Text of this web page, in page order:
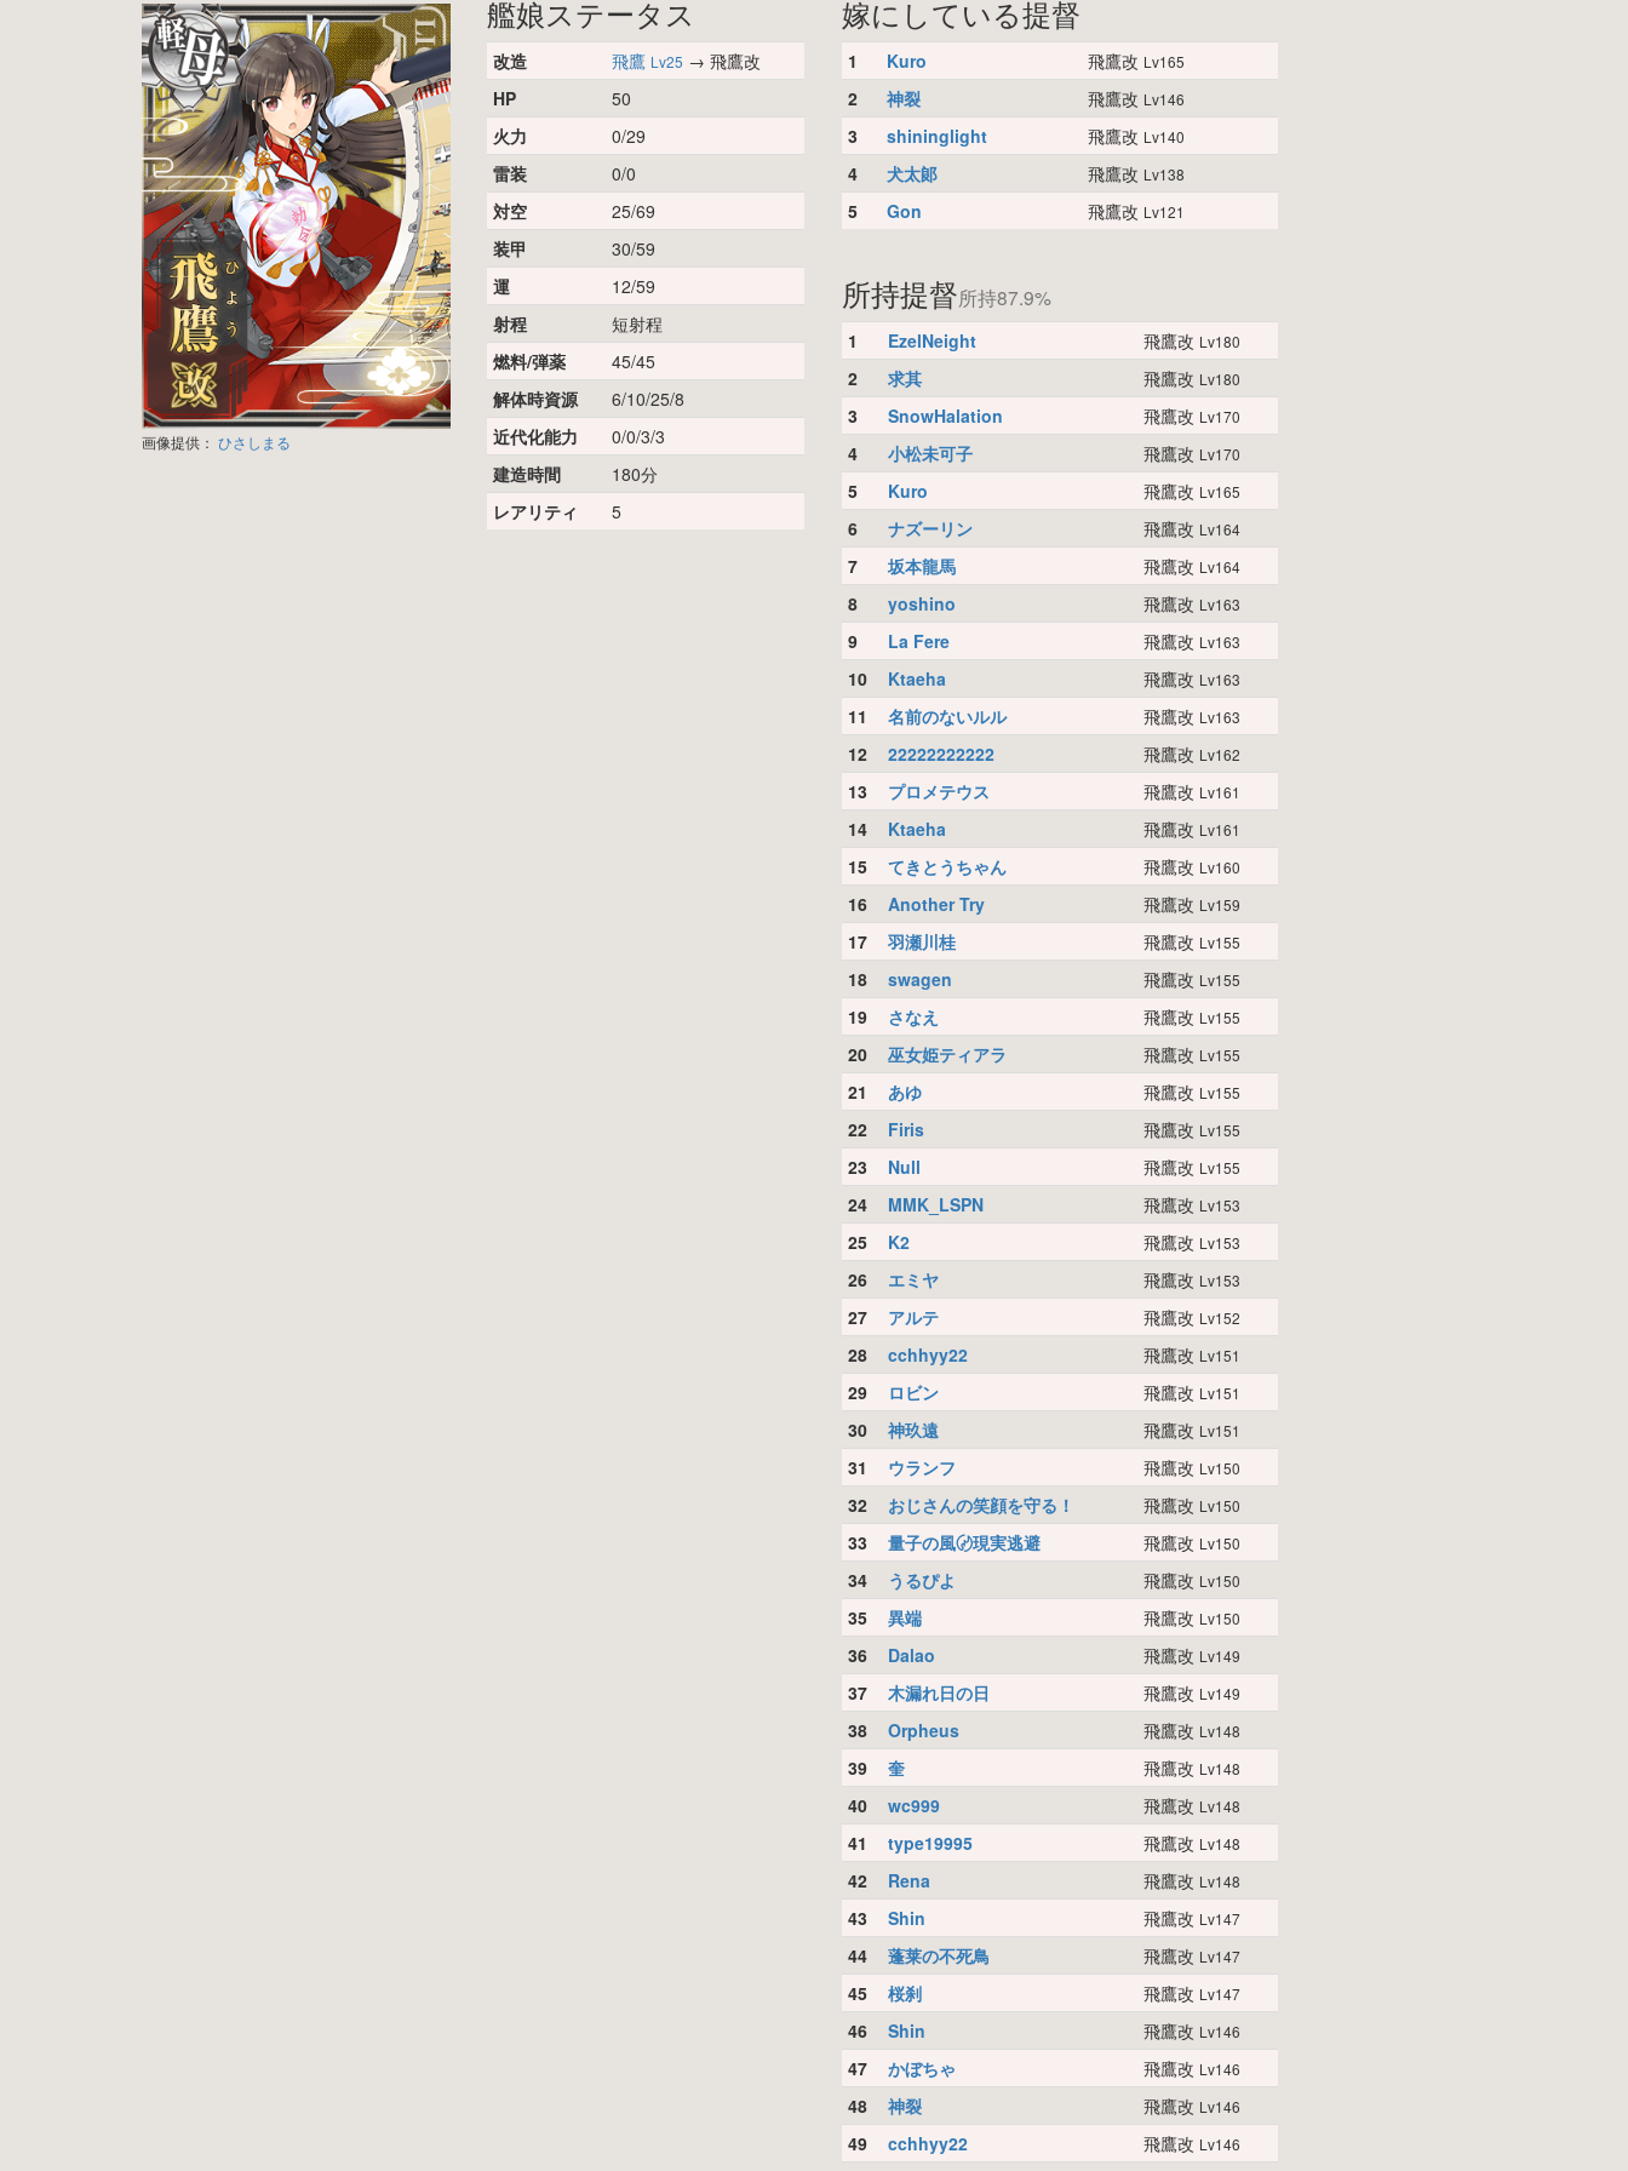
画像提供： ひさしまる
艦娘ステータス
改造 飛鷹 Lv25 → 飛鷹改
HP
50
火力
0/29
雷装
0/0
対空
25/69
装甲
30/59
運
12/59
射程
短射程
燃料/弾薬
45/45
解体時資源
6/10/25/8
近代化能力
0/0/3/3
建造時間
180分
レアリティ
5
嫁にしている提督
1 Kuro 飛鷹改 Lv165
2 神裂 飛鷹改 Lv146
3 shininglight 飛鷹改 Lv140
4 犬太郞 飛鷹改 Lv138
5 Gon 飛鷹改 Lv121
所持提督所持87.9%
1 EzelNeight 飛鷹改 Lv180
2 求其 飛鷹改 Lv180
3 SnowHalation 飛鷹改 Lv170
4 小松未可子 飛鷹改 Lv170
5 Kuro 飛鷹改 Lv165
6 ナズーリン 飛鷹改 Lv164
7 坂本龍馬 飛鷹改 Lv164
8 yoshino 飛鷹改 Lv163
9 La Fere 飛鷹改 Lv163
10 Ktaeha 飛鷹改 Lv163
11 名前のないルル 飛鷹改 Lv163
12 22222222222 飛鷹改 Lv162
13 プロメテウス 飛鷹改 Lv161
14 Ktaeha 飛鷹改 Lv161
15 てきとうちゃん 飛鷹改 Lv160
16 Another Try 飛鷹改 Lv159
17 羽瀬川桂 飛鷹改 Lv155
18 swagen 飛鷹改 Lv155
19 さなえ 飛鷹改 Lv155
20 巫女姫ティアラ 飛鷹改 Lv155
21 あゆ 飛鷹改 Lv155
22 Firis 飛鷹改 Lv155
23 Null 飛鷹改 Lv155
24 MMK_LSPN 飛鷹改 Lv153
25 K2 飛鷹改 Lv153
26 エミヤ 飛鷹改 Lv153
27 アルテ 飛鷹改 Lv152
28 cchhyy22 飛鷹改 Lv151
29 ロビン 飛鷹改 Lv151
30 神玖遠 飛鷹改 Lv151
31 ウランフ 飛鷹改 Lv150
32 おじさんの笑顔を守る！ 飛鷹改 Lv150
33 量子の風〄現実逃避 飛鷹改 Lv150
34 うるぴよ 飛鷹改 Lv150
35 異端 飛鷹改 Lv150
36 Dalao 飛鷹改 Lv149
37 木漏れ日の日 飛鷹改 Lv149
38 Orpheus 飛鷹改 Lv148
39 奎 飛鷹改 Lv148
40 wc999 飛鷹改 Lv148
41 type19995 飛鷹改 Lv148
42 Rena 飛鷹改 Lv148
43 Shin 飛鷹改 Lv147
44 蓬莱の不死鳥 飛鷹改 Lv147
45 桜刹 飛鷹改 Lv147
46 Shin 飛鷹改 Lv146
47 かぼちゃ 飛鷹改 Lv146
48 神裂 飛鷹改 Lv146
49 cchhyy22 飛鷹改 Lv146